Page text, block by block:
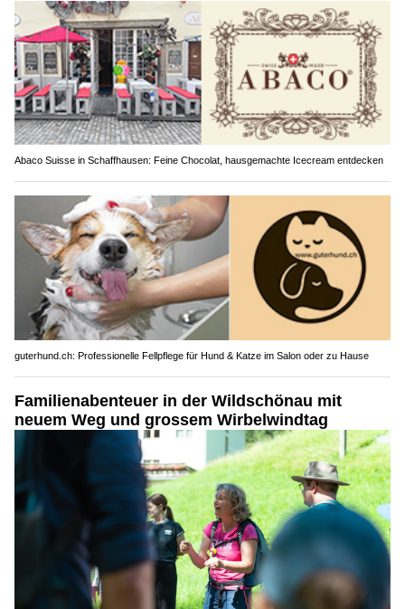
Abaco Suisse in Schaffhausen: Feine Chocolat, hausgemachte Icecream entdecken
guterhund.ch: Professionelle Fellpflege für Hund & Katze im Salon oder zu Hause
Familienabenteuer in der Wildschönau mit
neuem Weg und grossem Wirbelwindtag